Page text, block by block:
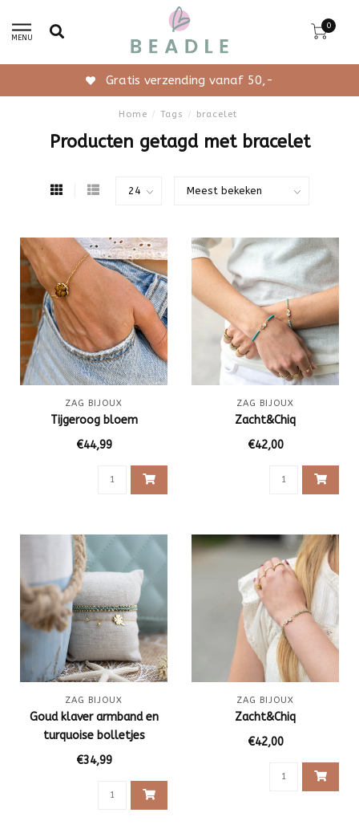
MENU
0
Gratis verzending vanaf 50,-
Home / Tags / bracelet
Producten getagd met bracelet
ZAG BIJOUX
Tijgeroog bloem
€44,99
ZAG BIJOUX
Zacht&Chiq
€42,00
ZAG BIJOUX
Goud klaver armband en
turquoise bolletjes
armband
€34,99
ZAG BIJOUX
Zacht&Chiq
€42,00